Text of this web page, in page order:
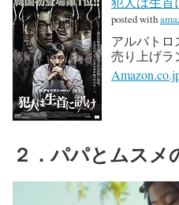
posted with
アルバトロ
売り上げラ
２．パパとムスメ